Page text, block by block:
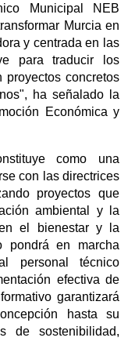
Municipal NEB
Murcia en
y centrada en las
para traducir los
concretos
ha señalado la
Económica y
como una
con las directrices
proyectos que
ambiental y la
el bienestar y la
pondrá en marcha
personal técnico
efectiva de
garantizará
hasta su
de sostenibilidad,